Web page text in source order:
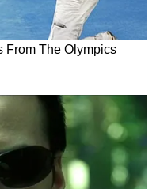
পরশ আসতে শুরু
তবে খুব